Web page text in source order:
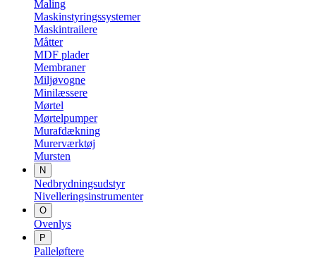
Maling
Maskinstyringssystemer
Maskintrailere
Måtter
MDF plader
Membraner
Miljøvogne
Minilæssere
Mørtel
Mørtelpumper
Murafdækning
Murerværktøj
Mursten
N
Nedbrydningsudstyr
Nivelleringsinstrumenter
O
Ovenlys
P
Palleløftere